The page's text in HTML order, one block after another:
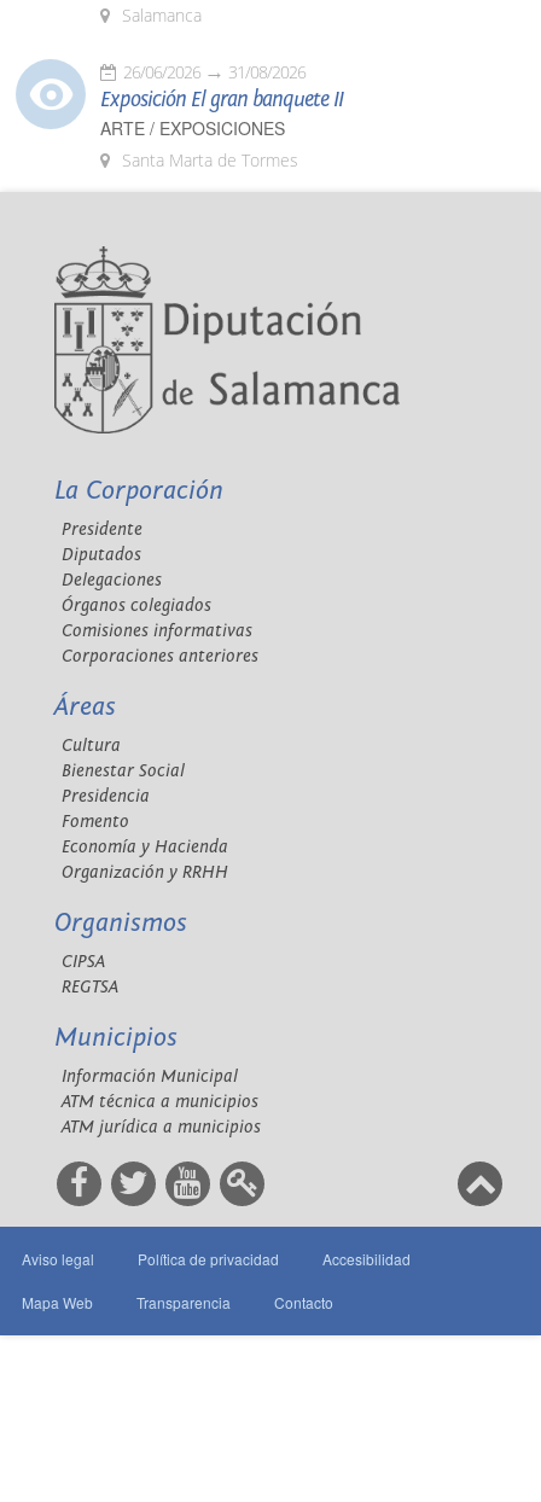
Salamanca
26/06/2026 31/08/2026
Exposición El gran banquete II
ARTE / EXPOSICIONES
Santa Marta de Tormes
La Corporación
Presidente
Diputados
Delegaciones
Órganos colegiados
Comisiones informativas
Corporaciones anteriores
Áreas
Cultura
Bienestar Social
Presidencia
Fomento
Economía y Hacienda
Organización y RRHH
Organismos
CIPSA
REGTSA
Municipios
Información Municipal
ATM técnica a municipios
ATM jurídica a municipios
Aviso legal Política de privacidad Accesibilidad
Mapa Web Transparencia Contacto